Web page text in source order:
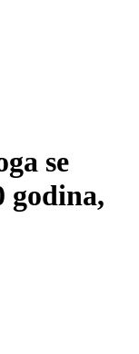
se
godina,